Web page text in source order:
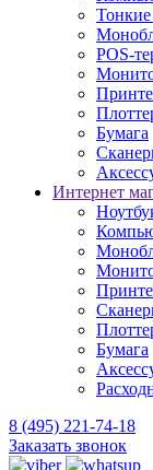
POS-
Бумага
Интернет
Бумага
8 (495) 221-74-18
Заказать звонок